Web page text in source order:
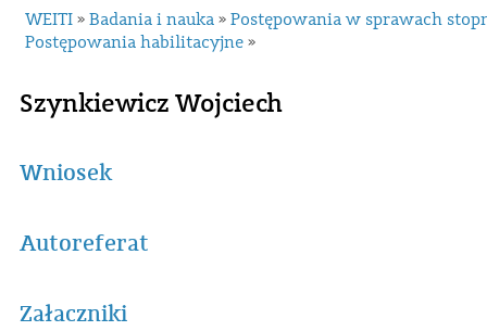
WEITI » Badania i nauka » Postępowania w sprawach
Postępowania habilitacyjne »
Szynkiewicz Wojciech
Wniosek
Autoreferat
Załaczniki